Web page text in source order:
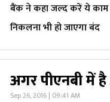
बैंक ने कहा जल्द करें ये काम
निकलना भी हो जाएगा बंद
अगर पीएनबी में
Sep 26, 2016 | 09:41 AM